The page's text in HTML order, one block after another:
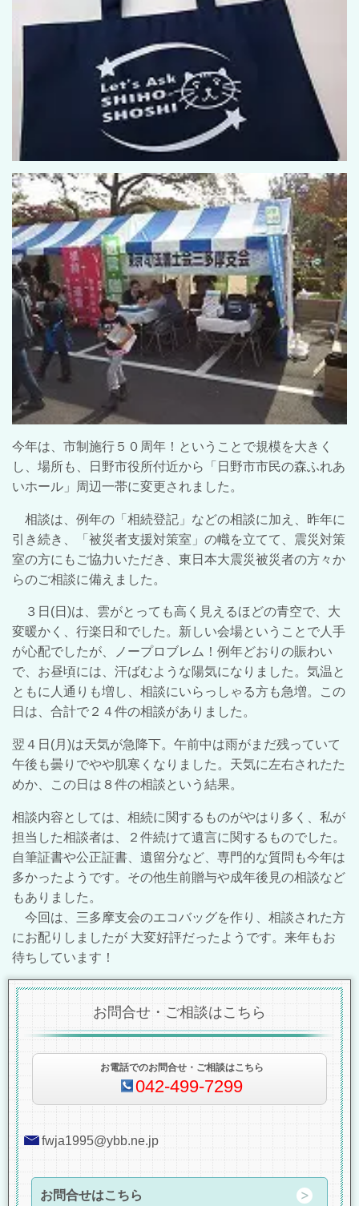
今年は、市制施行５０周年！ということで規模を大きく
し、場所も、日野市役所付近から「日野市市民の森ふれあ
いホール」周辺一帯に変更されました。
相談は、例年の「相続登記」などの相談に加え、昨年に
引き続き、「被災者支援対策室」の幟を立てて、震災対策
室の方にもご協力いただき、東日本大震災被災者の方々か
らのご相談に備えました。
３日(日)は、雲がとっても高く見えるほどの青空で、大
変暖かく、行楽日和でした。新しい会場ということで人手
が心配でしたが、ノープロブレム！例年どおりの賑わい
で、お昼頃には、汗ばむような陽気になりました。気温と
ともに人通りも増し、相談にいらっしゃる方も急増。この
日は、合計で２４件の相談がありました。
翌４日(月)は天気が急降下。午前中は雨がまだ残っていて
午後も曇りでやや肌寒くなりました。天気に左右されたた
めか、この日は８件の相談という結果。
相談内容としては、相続に関するものがやはり多く、私が
担当した相談者は、２件続けて遺言に関するものでした。
自筆証書や公正証書、遺留分など、専門的な質問も今年は
多かったようです。その他生前贈与や成年後見の相談など
もありました。
今回は、三多摩支会のエコバッグを作り、相談された方
にお配りしましたが 大変好評だったようです。来年もお
待ちしています！
お問合せ・ご相談はこちら
お電話でのお問合せ・ご相談はこちら
042-499-7299
fwja1995@ybb.ne.jp
お問合せはこちら